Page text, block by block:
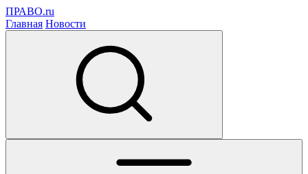
ПРАВО.ru
Главная Новости